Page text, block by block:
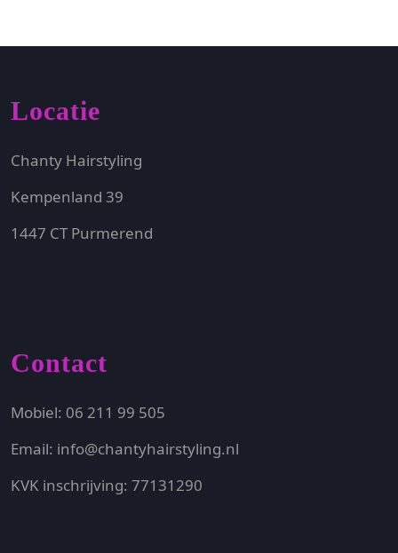
Locatie
Chanty Hairstyling
Kempenland 39
1447 CT Purmerend
Contact
Mobiel: 06 211 99 505
Email: info@chantyhairstyling.nl
KVK inschrijving: 77131290